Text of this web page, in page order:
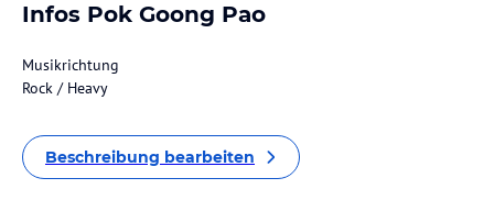
Infos Pok Goong Pao
Musikrichtung
Rock / Heavy
Beschreibung bearbeiten